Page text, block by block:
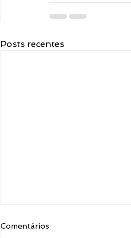
Posts recentes
Comentários